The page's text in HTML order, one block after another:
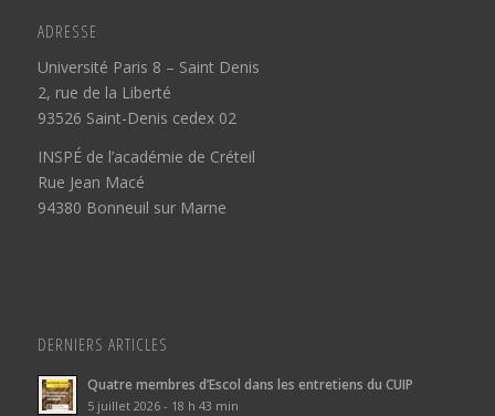
ADRESSE
Université Paris 8 – Saint Denis
2, rue de la Liberté
93526 Saint-Denis cedex 02
INSPÉ de l’académie de Créteil
Rue Jean Macé
94380 Bonneuil sur Marne
DERNIERS ARTICLES
Quatre membres d’Escol dans les entretiens du CUIP
5 juillet 2026 - 18 h 43 min